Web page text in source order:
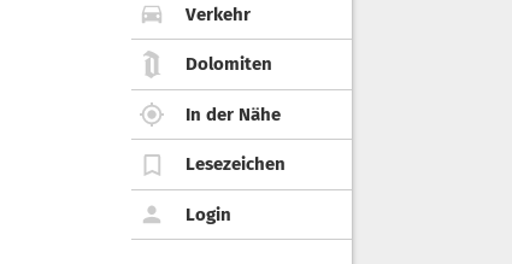
Verkehr
Dolomiten
In der Nähe
Lesezeichen
Login